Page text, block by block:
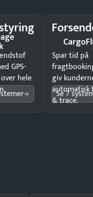
GPS-
hele
Spar tid på
giv
automatisk
& trace.
Se 7